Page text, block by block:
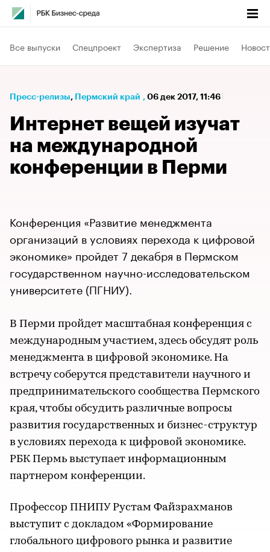
Все выпуски Спецпроект Экспертиза Решение
Пресс-релизы⁠, Пермский край , 06 дек 2017, 11:46
Интернет вещей изучат
на международной
конференции в Перми
Конференция «Развитие менеджмента
организаций в условиях перехода к цифровой
экономике» пройдет 7 декабря в Пермском
государственном научно-исследовательском
университете (ПГНИУ).
В Перми пройдет масштабная конференция с
международным участием, здесь обсудят роль
менеджмента в цифровой экономике. На
встречу соберутся представители научного и
предпринимательского сообщества Пермского
края, чтобы обсудить различные вопросы
развития государственных и бизнес-структур
в условиях перехода к цифровой экономике.
РБК Пермь выступает информационным
партнером конференции.
Профессор ПНИПУ Рустам Файзрахманов
выступит с докладом «Формирование
глобального цифрового рынка и развитие